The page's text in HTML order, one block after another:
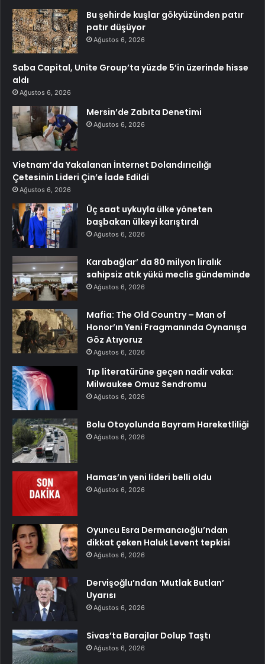
Bu şehirde kuşlar gökyüzünden patır
patır düşüyor
Ağustos 6, 2026
Saba Capital, Unite Group’ta yüzde 5’in üzerinde hisse
aldı
Ağustos 6, 2026
Mersin’de Zabıta Denetimi
Ağustos 6, 2026
Vietnam’da Yakalanan İnternet Dolandırıcılığı
Çetesinin Lideri Çin’e İade Edildi
Ağustos 6, 2026
Üç saat uykuyla ülke yöneten
başbakan ülkeyi karıştırdı
Ağustos 6, 2026
Karabağlar’ da 80 milyon liralık
sahipsiz atık yükü meclis gündeminde
Ağustos 6, 2026
Mafia: The Old Country – Man of
Honor’ın Yeni Fragmanında Oynanışa
Göz Atıyoruz
Ağustos 6, 2026
Tıp literatürüne geçen nadir vaka:
Milwaukee Omuz Sendromu
Ağustos 6, 2026
Bolu Otoyolunda Bayram Hareketliliği
Ağustos 6, 2026
Hamas’ın yeni lideri belli oldu
Ağustos 6, 2026
Oyuncu Esra Dermancıoğlu’ndan
dikkat çeken Haluk Levent tepkisi
Ağustos 6, 2026
Dervişoğlu’ndan ‘Mutlak Butlan’
Uyarısı
Ağustos 6, 2026
Sivas’ta Barajlar Dolup Taştı
Ağustos 6, 2026